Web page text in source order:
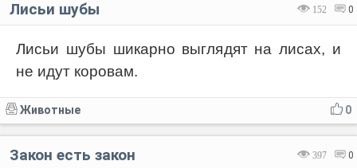
152 0
Лисьи шубы
Лисьи шубы шикарно выглядят на лисах, и
не идут коровам.
0
Животные
397 0
Закон есть закон